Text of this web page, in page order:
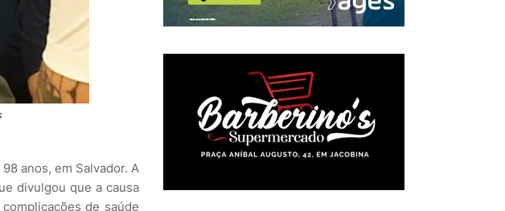
anos, em Salvador. A
divulgou que a causa
de saúde